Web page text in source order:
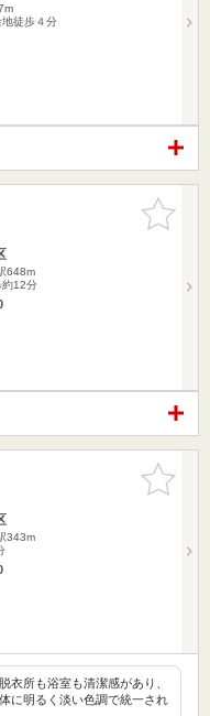
徒歩４分
お気に入
りに追加
648m
約12分
お気に入
りに追加
343m
所も浴室も清潔感があり、
に明るく淡い色調で統一され